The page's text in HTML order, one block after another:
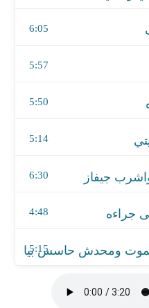
6:05
5:57
5:50
5:14
6:30
متعبى جراءه
4:48
5:15